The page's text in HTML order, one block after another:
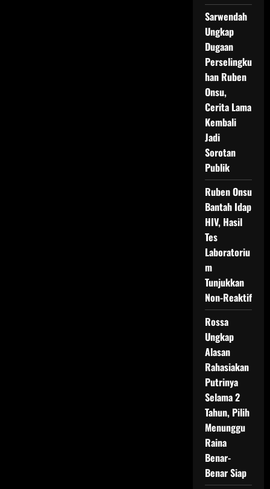
Sarwendah
Ungkap
Dugaan
Perselingku
han Ruben
Onsu,
Cerita Lama
Kembali
Jadi
Sorotan
Publik
Ruben Onsu
Bantah Idap
HIV, Hasil
Tes
Laboratoriu
m
Tunjukkan
Non-Reaktif
Rossa
Ungkap
Alasan
Rahasiakan
Putrinya
Selama 2
Tahun, Pilih
Menunggu
Raina
Benar-
Benar Siap